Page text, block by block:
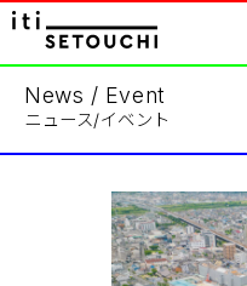
News / Event
ニュース/イベント